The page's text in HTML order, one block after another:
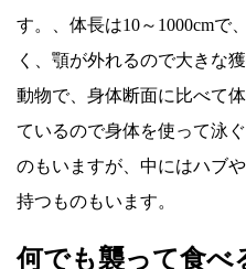
す。、体長は10～1000cmで
く、顎が外れるので大きな
動物で、身体断面に比べて
ているので身体を使って泳
のもいますが、中にはハブ
持つものもいます。
何でも襲って食べ